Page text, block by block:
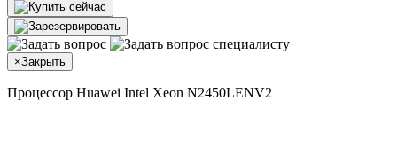
×Закрыть
Процессор Huawei Intel Xeon N2450LENV2